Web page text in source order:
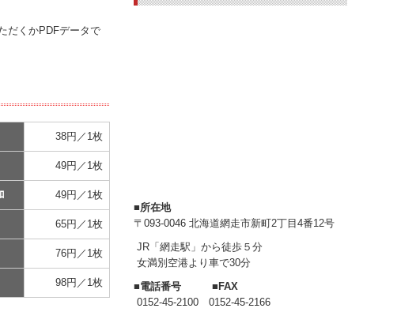
だくかPDFデータで
38円／1枚
49円／1枚
49円／1枚
65円／1枚
76円／1枚
98円／1枚
■所在地
〒093-0046 北海道網走市新町2丁目4番12号
JR「網走駅」から徒歩５分
女満別空港より車で30分
■電話番号 ■FAX
0152-45-2100 0152-45-2166